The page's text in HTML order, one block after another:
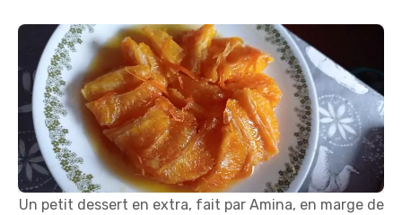
Un petit dessert en extra, fait par Amina, en marge de